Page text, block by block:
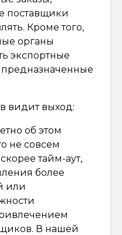
поставщики
Кроме того,
органы
экспортные
видит выход:
об этом
не совсем
тайм-аут,
более
или
В нашей